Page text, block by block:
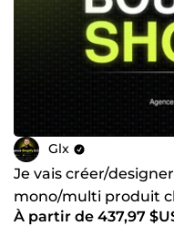
Glx
Je vais créer/
mono/multi produit
À partir de 437,97